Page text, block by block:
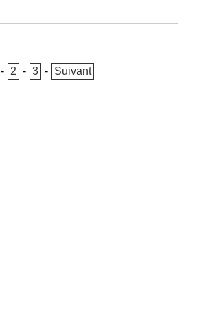
- 2 - 3 - Suivant